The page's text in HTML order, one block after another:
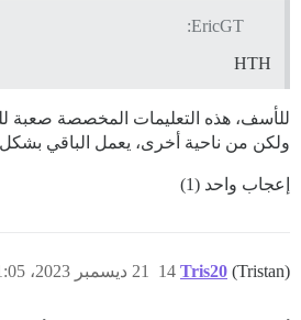
EricGT:
HTH
ولكن من ناحية أخرى، يعمل الباقي بشكل
إعجاب واحد (1)
Tris20 (Tristan) 21 ديسمبر 2023، 11:05ص 14